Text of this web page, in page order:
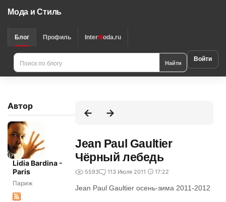
Мода и Стиль
Блог Профиль InterModa.ru
Найти Войти
Автор
Lidia Bardina -
Paris
Париж
Jean Paul Gaultier
Чёрный лебедь
5593 113 Июля 2011 17:22
Jean Paul Gaultier осень-зима 2011-2012